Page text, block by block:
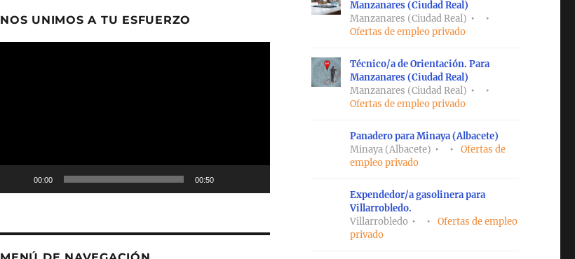
NOS UNIMOS A TU ESFUERZO
00:00 00:50
Manzanares (Ciudad Real)
Manzanares (Ciudad Real)
Ofertas de empleo privado
Técnico/a de Orientación. Para
Manzanares (Ciudad Real)
Manzanares (Ciudad Real)
Ofertas de empleo privado
Panadero para Minaya (Albacete)
Minaya (Albacete)
Ofertas de
empleo privado
Expendedor/a gasolinera para
Villarrobledo.
Villarrobledo
Ofertas de empleo
privado